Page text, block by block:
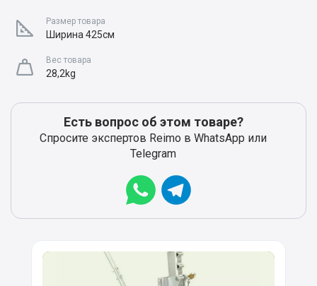
Размер товара
Ширина 425см
Вес товара
28,2kg
Есть вопрос об этом товаре?
Спросите экспертов Reimo в WhatsApp или
Telegram